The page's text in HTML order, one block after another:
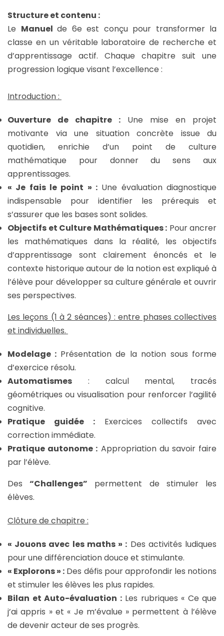
Structure et contenu :
Le Manuel de 6e est conçu pour transformer la
classe en un véritable laboratoire de recherche et
d’apprentissage actif. Chaque chapitre suit une
progression logique visant l’excellence :
Introduction :
Ouverture de chapitre : Une mise en projet
motivante via une situation concrète issue du
quotidien, enrichie d’un point de culture
mathématique pour donner du sens aux
apprentissages.
« Je fais le point » : Une évaluation diagnostique
indispensable pour identifier les prérequis et
s’assurer que les bases sont solides.
Objectifs et Culture Mathématiques : Pour ancrer
les mathématiques dans la réalité, les objectifs
d’apprentissage sont clairement énoncés et le
contexte historique autour de la notion est expliqué à
l’élève pour développer sa culture générale et ouvrir
ses perspectives.
Les leçons (1 à 2 séances) : entre phases collectives
et individuelles.
Modelage : Présentation de la notion sous forme
d’exercice résolu.
Automatismes : calcul mental, tracés
géométriques ou visualisation pour renforcer l’agilité
cognitive.
Pratique guidée : Exercices collectifs avec
correction immédiate.
Pratique autonome : Appropriation du savoir faire
par l’élève.
Des“Challenges” permettent de stimuler les
élèves.
Clôture de chapitre :
« Jouons avec les maths » : Des activités ludiques
pour une différenciation douce et stimulante.
« Explorons » : Des défis pour approfondir les notions
et stimuler les élèves les plus rapides.
Bilan et Auto-évaluation :Les rubriques « Ce que
j’ai appris » et « Je m’évalue » permettent à l’élève
de devenir acteur de ses progrès.